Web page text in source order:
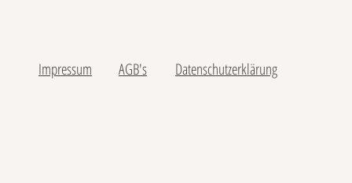
Impressum AGB's Datenschutzerklärung